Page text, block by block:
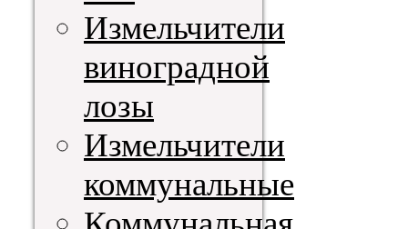
Измельчители
виноградной
лозы
Измельчители
коммунальные